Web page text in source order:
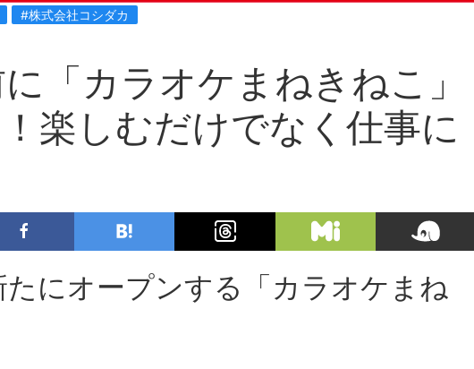
#株式会社コシダカ
「カラオケまねきねこ」
楽しむだけでなく仕事に
たにオープンする「カラオケまね